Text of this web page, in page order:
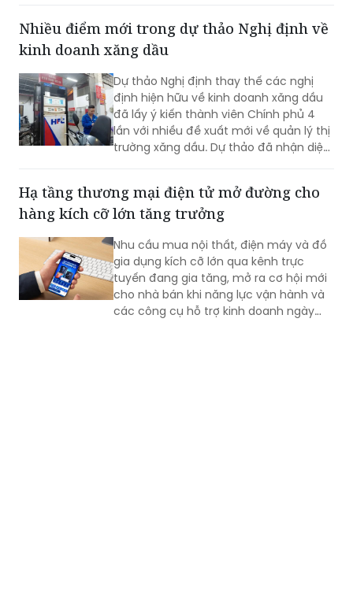
cao, sử dụng công nghệ điện phân
nhôm với cường độ dòng điện 500kA.
Nhiều điểm mới trong dự thảo Nghị định về
kinh doanh xăng dầu
Dự thảo Nghị định thay thế các nghị
định hiện hữu về kinh doanh xăng dầu
đã lấy ý kiến thành viên Chính phủ 4
lần với nhiều đề xuất mới về quản lý thị
trường xăng dầu. Dự thảo đã nhận diện
trường xăng dầu.
Hạ tầng thương mại điện tử mở đường cho
hàng kích cỡ lớn tăng trưởng
Nhu cầu mua nội thất, điện máy và đồ
gia dụng kích cỡ lớn qua kênh trực
tuyến đang gia tăng, mở ra cơ hội mới
cho nhà bán khi năng lực vận hành và
các công cụ hỗ trợ kinh doanh ngày